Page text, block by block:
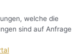
welche die
sind auf Anfrage